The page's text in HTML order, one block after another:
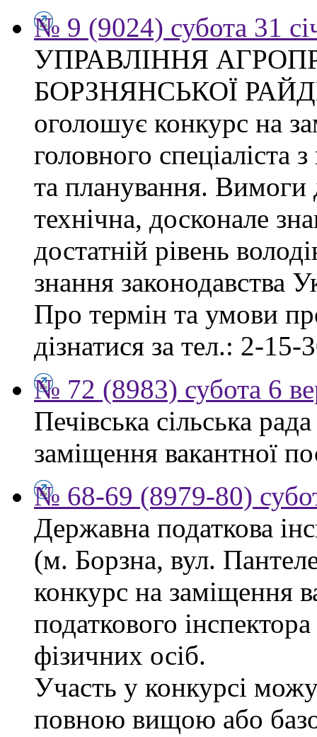
№ 9 (9024) субота 31
УПРАВЛІННЯ
БОРЗНЯНСЬКОЇ
оголошує конкурс на
головного спеціаліста
та планування. Вимоги
технічна, досконале
достатній рівень
знання законодавства
Про термін та умови
дізнатися за тел.: 2-
№ 72 (8983) субота 6
Печівська сільська
заміщення вакантної
№ 68-69 (8979-80)
Державна податкова
(м. Борзна, вул.
конкурс на заміщення
податкового
фізичних осіб.
Участь у конкурсі
повною вищою або